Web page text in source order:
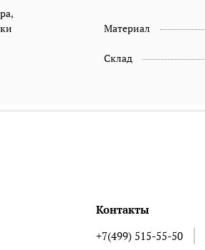
Материал
Склад
Контакты
+7(499) 515-55-50